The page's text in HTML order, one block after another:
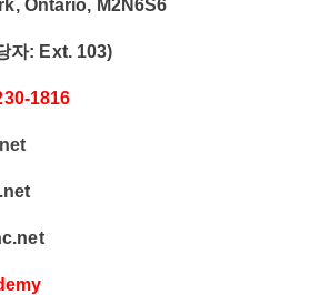
Ontario, M2N6S6
자: Ext. 103)
1816